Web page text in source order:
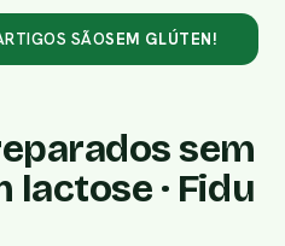
SÃOSEM GLÚTEN!
sem
· Fidu